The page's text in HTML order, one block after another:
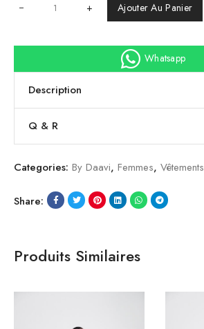
+ Ajouter Au Panier
Whatsapp
Description
Q & R
Categories: By Daavi, Femmes, Vêtements
Share:
Produits Similaires